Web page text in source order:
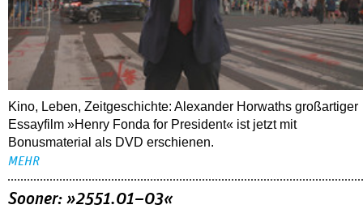
Kino, Leben, Zeitgeschichte: Alexander Horwaths großartiger
Essayfilm »Henry Fonda for President« ist jetzt mit
Bonusmaterial als DVD erschienen.
MEHR
Sooner: »2551.01–03«